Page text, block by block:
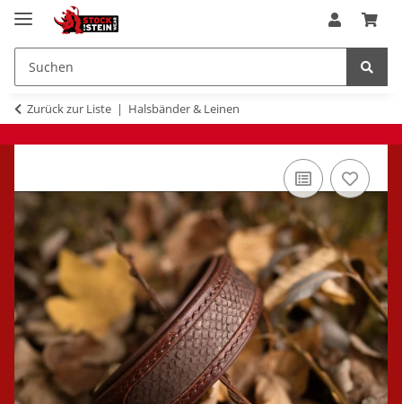
Zurück zur Liste Halsbänder & Leinen